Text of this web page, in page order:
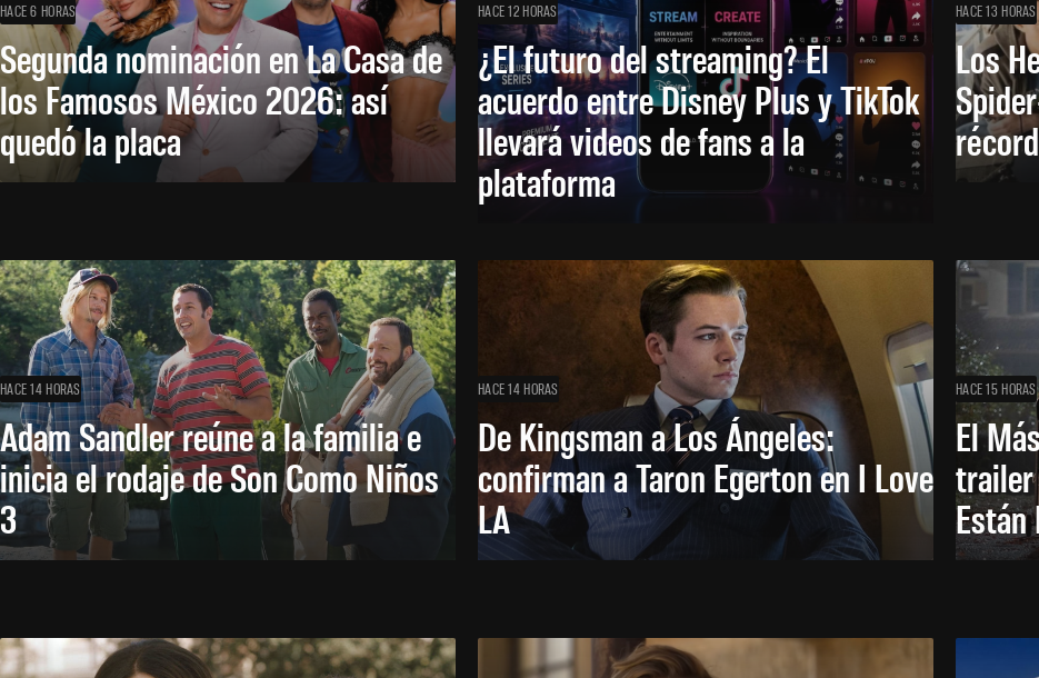
HACE 6 HORAS
Segunda nominación en La Casa de
los Famosos México 2026: así
quedó la placa
HACE 12 HORAS
¿El futuro del streaming? El
acuerdo entre Disney Plus y TikTok
llevará videos de fans a la
plataforma
HACE 13 HORAS
Los
HACE 14 HORAS
Adam Sandler reúne a la familia e
inicia el rodaje de Son Como Niños
3
HACE 14 HORAS
De Kingsman a Los Ángeles:
confirman a Taron Egerton en I Love
LA
HACE 15 HORAS
El
trailer